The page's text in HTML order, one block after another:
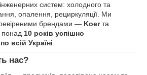
систем: холодного та
опалення, рециркуляції. Ми
брендами — Koerта
понад 10 років успішно
всій Україні.
нас?